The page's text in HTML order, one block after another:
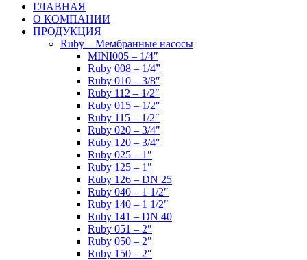
ГЛАВНАЯ
О КОМПАНИИ
ПРОДУКЦИЯ
Ruby – Мембранные насосы
MINI005 – 1/4″
Ruby 008 – 1/4”
Ruby 010 – 3/8″
Ruby 112 – 1/2″
Ruby 015 – 1/2″
Ruby 115 – 1/2″
Ruby 020 – 3/4″
Ruby 120 – 3/4″
Ruby 025 – 1″
Ruby 125 – 1″
Ruby 126 – DN 25
Ruby 040 – 1 1/2″
Ruby 140 – 1 1/2″
Ruby 141 – DN 40
Ruby 051 – 2″
Ruby 050 – 2″
Ruby 150 – 2″